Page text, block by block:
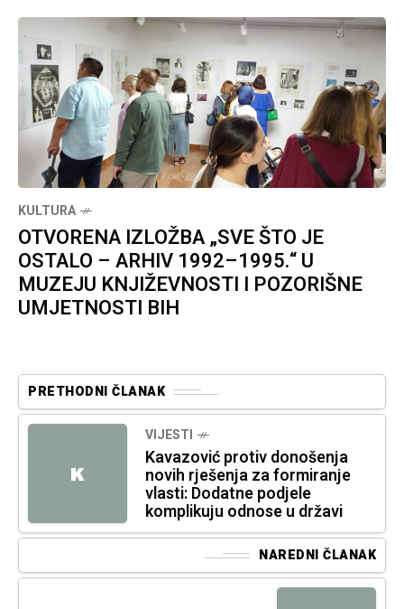
KULTURA
OTVORENA IZLOŽBA „SVE ŠTO JE
OSTALO – ARHIV 1992–1995.“ U
MUZEJU KNJIŽEVNOSTI I POZORIŠNE
UMJETNOSTI BIH
PRETHODNI ČLANAK
K
VIJESTI
Kavazović protiv donošenja
novih rješenja za formiranje
vlasti: Dodatne podjele
komplikuju odnose u državi
NAREDNI ČLANAK